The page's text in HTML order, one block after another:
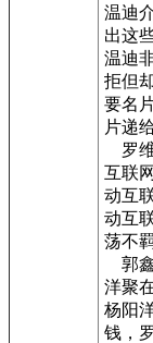
温迪
出这
温迪
拒但
要名
片递
罗维
互联
动互
动互
荡不
郭鑫
洋聚
杨阳
钱，